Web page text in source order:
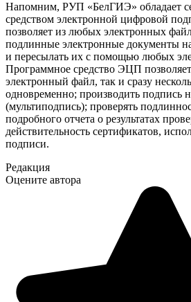
Напомним, РУП «БелГИЭ» обладает
средством электронной цифровой
позволяет из любых электронных
подлинные электронные документы
и пересылать их с помощью любых
Программное средство ЭЦП
электронный файл, так и сразу
одновременно; производить подпись
(мультиподпись); проверять
подробного отчета о результатах
действительность сертификатов,
подписи.
Редакция
Оцените автора